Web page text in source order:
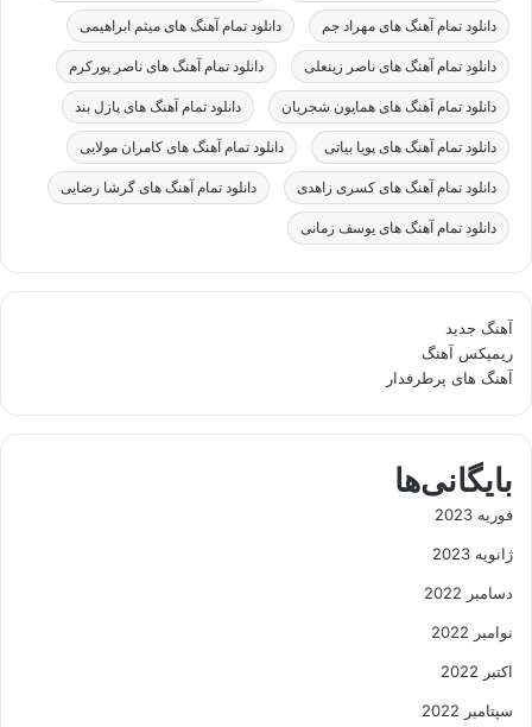
دانلود تمام آهنگ های مهراد جم دانلود تمام آهنگ های میثم ابراهیمی
دانلود تمام آهنگ های ناصر زینعلی دانلود تمام آهنگ های ناصر پورکرم
دانلود تمام آهنگ های همایون شجریان دانلود تمام آهنگ های پازل بند
دانلود تمام آهنگ های پویا بیاتی دانلود تمام آهنگ های کامران مولایی
دانلود تمام آهنگ های کسری زاهدی دانلود تمام آهنگ های گرشا رضایی
دانلود تمام آهنگ های یوسف زمانی
آهنگ جدید
ریمیکس آهنگ
آهنگ های پرطرفدار
بایگانی‌ها
فوریه 2023
ژانویه 2023
دسامبر 2022
نوامبر 2022
اکتبر 2022
سپتامبر 2022